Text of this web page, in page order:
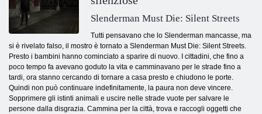
Slenderman Must Die: Silent Streets
Tutti pensavano che lo Slenderman mancasse, ma
si è rivelato falso, il mostro è tornato a Slenderman Must Die: Silent Streets.
Presto i bambini hanno cominciato a sparire di nuovo. I cittadini, che fino a
poco tempo fa avevano goduto la vita e camminavano per le strade fino a
tardi, ora stanno cercando di tornare a casa presto e chiudono le porte.
Quindi non può continuare indefinitamente, la paura non deve vincere.
Sopprimere gli istinti animali e uscire nelle strade vuote per salvare le
persone dalla disgrazia. Cammina per la città, trova e raccogli oggetti che